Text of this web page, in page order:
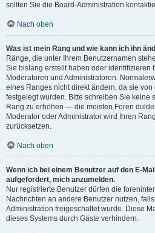
sollten Sie die Board-Administration
Nach oben
Was ist mein Rang und wie kann ich ihn
Ränge, die unter Ihrem Benutzernamen
Sie bislang erstellt haben oder identifizieren
Moderatoren und Administratoren.
eines Ranges nicht direkt ändern, da sie
festgelegt wurden. Bitte schreiben Sie keine
Rang zu erhöhen — die meisten Foren
Moderator oder Administrator wird Ihren
zurücksetzen.
Nach oben
Wenn ich bei einem Benutzer auf den E-
aufgefordert, mich anzumelden.
Nur registrierte Benutzer dürfen die
Nachrichten an andere Benutzer nutzen,
Administration freigeschaltet wurde. Diese
dieses Systems durch Gäste verhindern.